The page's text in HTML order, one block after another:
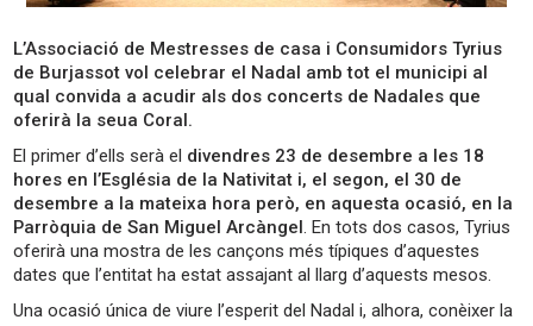
L’Associació de Mestresses de casa i Consumidors Tyrius
de Burjassot vol celebrar el Nadal amb tot el municipi al
qual convida a acudir als dos concerts de Nadales que
oferirà la seua Coral.
El primer d’ells serà el divendres 23 de desembre a les 18
hores en l’Església de la Nativitat i, el segon, el 30 de
desembre a la mateixa hora però, en aquesta ocasió, en la
Parròquia de San Miguel Arcàngel. En tots dos casos, Tyrius
oferirà una mostra de les cançons més típiques d’aquestes
dates que l’entitat ha estat assajant al llarg d’aquests mesos.
Una ocasió única de viure l’esperit del Nadal i, alhora, conèixer la